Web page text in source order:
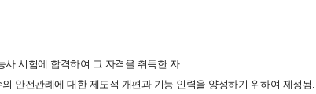
시험에 합격하여 그 자격을 취득한 자.
안전관례에 대한 제도적 개편과 기능 인력을 양성하기 위하여 제정됨.